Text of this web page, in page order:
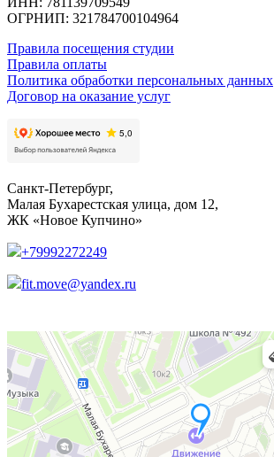
ОГРНИП: 321784700104964
Правила посещения студии
Правила оплаты
Политика обработки персональных данных
Договор на оказание услуг
Санкт-Петербург,
Малая Бухарестская улица, дом 12,
ЖК «Новое Купчино»
+79992272249
fit.move@yandex.ru